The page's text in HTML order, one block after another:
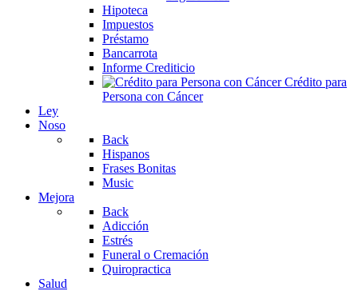
Hipoteca
Impuestos
Préstamo
Bancarrota
Informe Crediticio
Crédito para
Persona con Cáncer
Ley
Noso
Back
Hispanos
Frases Bonitas
Music
Mejora
Back
Adicción
Estrés
Funeral o Cremación
Quiropractica
Salud